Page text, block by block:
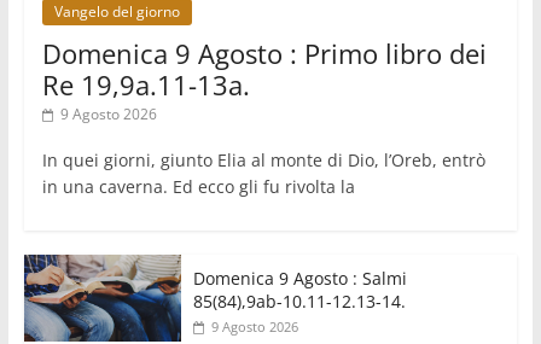
Vangelo del giorno
Domenica 9 Agosto : Primo libro dei
Re 19,9a.11-13a.
9 Agosto 2026
In quei giorni, giunto Elia al monte di Dio, l’Oreb, entrò
in una caverna. Ed ecco gli fu rivolta la
Domenica 9 Agosto : Salmi
85(84),9ab-10.11-12.13-14.
9 Agosto 2026